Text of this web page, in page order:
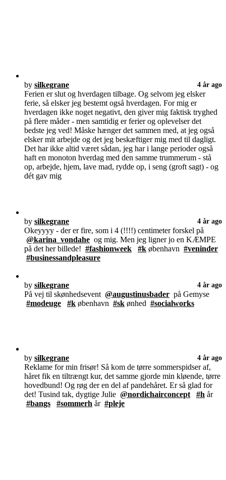
by silkegrane 4 år ago
Ferien er slut og hverdagen tilbage. Og selvom jeg elsker
ferie, så elsker jeg bestemt også hverdagen. For mig er
hverdagen ikke noget negativt, den giver mig faktisk tryghed
på flere måder - men samtidig er ferier og oplevelser det
bedste jeg ved! Måske hænger det sammen med, at jeg også
elsker mit arbejde og det jeg beskæftiger mig med til dagligt.
Det har ikke altid været sådan, jeg har i lange perioder også
haft en monoton hverdag med den samme trummerum - stå
op, arbejde, hjem, lave mad, rydde op, i seng (groft sagt) - og
dét gav mig
by silkegrane 4 år ago
Okeyyyy - der er fire, som i 4 (!!!!) centimeter forskel på
@karina_vondahe og mig. Men jeg ligner jo en KÆMPE
på det her billede! #fashionweek #k øbenhavn #veninder
#businessandpleasure
by silkegrane 4 år ago
På vej til skønhedsevent @augustinusbader på Gemyse
#modeuge
#k øbenhavn #sk ønhed #socialworks
by silkegrane 4 år ago
Reklame for min frisør! Så kom de tørre sommerspidser af,
håret fik en tiltrængt kur, det samme gjorde min kløende, tørre
hovedbund! Og røg der en del af pandehåret. Er så glad for
det! Tusind tak, dygtige Julie @nordichairconcept #h år
#bangs
#sommerh år #pleje